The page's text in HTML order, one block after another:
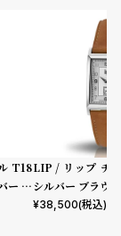
T18
ー ネ
LIP / リップ チ
シルバー ブラウ
¥38,500(税込)